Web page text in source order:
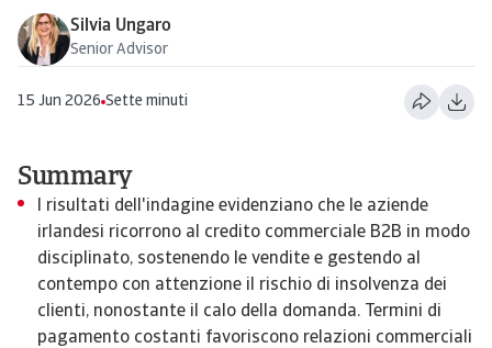
Silvia Ungaro
Senior Advisor
15 Jun 2026 Sette minuti
Summary
I risultati dell'indagine evidenziano che le aziende
irlandesi ricorrono al credito commerciale B2B in modo
disciplinato, sostenendo le vendite e gestendo al
contempo con attenzione il rischio di insolvenza dei
clienti, nonostante il calo della domanda. Termini di
pagamento costanti favoriscono relazioni commerciali